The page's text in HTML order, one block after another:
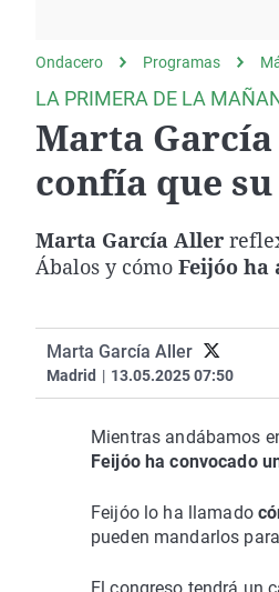
Como el perro
gato
Ondacero Programas
LA PRIMERA DE LA
Marta
confía que
Marta García Aller
Ábalos y cómo Feijóo ha
Marta García Aller
Madrid | 13.05.2025 07:50
Mientras andábamos
Feijóo ha convocado
Feijóo lo ha llamado
pueden mandarlos